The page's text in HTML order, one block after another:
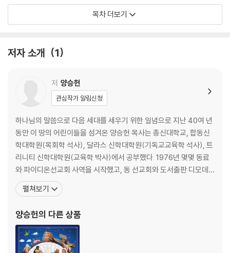
3장 그것을 어떻게 아는가?(3-5문)
한눈에 보는 하이델베르크 요리문답의 구조
2부 우리의 구속(救贖)에 관하여
6장 우리의 곤경(12-15문)
7장 길은 오직 하나뿐(16-19문)
8장 참된 믿음이란?(20-21문)
사도신경에 관하여
9장 우리 믿음의 기준(22-23문)
10장 셋인데 하나?(24-25문)
성부 하나님과 우리의 창조에 관하여
12장 하나님의 섭리(27-28문)
성자 하나님과 우리의 구속에 관하여
목차 더보기
저자 소개 1
저 양승헌
관심작가 알림신청
하나님의 말씀으로 다음 세대를 세우기 위한 일념으로 지난 40여 년
동안 이 땅의 어린이들을 섬겨온 양승헌 목사는 총신대학교, 합동신
학대학원(목회학 석사), 달라스 신학대학원(기독교교육학 석사), 트
리니티 신학대학원(교육학 박사)에서 공부했다. 1976년 몇몇 동료
와 파이디온선교회 사역을 시작했고, 동 선교회와 도서출판 디모데
의 대표를 역임했다. 합동신학대학원 교수를 역임하였고, 현재 GMF
(한국해외선교회) 이사장으로 섬기고 있다. 2001년 전인격적, 전생
전을 품고 세대로교회를 개척하여 현재 담임목사로 섬기고 있다
펼쳐보기
양승헌의 다른 상품